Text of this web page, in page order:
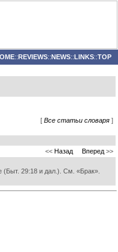
::REVIEWS::NEWS::LINKS::TOP
[ Все статьи словаря ]
<< Назад Вперед >>
29:18 и дал.). См. «Брак».